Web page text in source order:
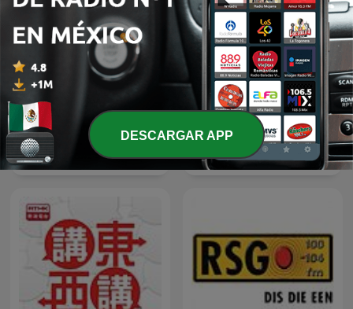
Čestmír Strakatý Espen Lee Usensurert
DESCARGAR APP